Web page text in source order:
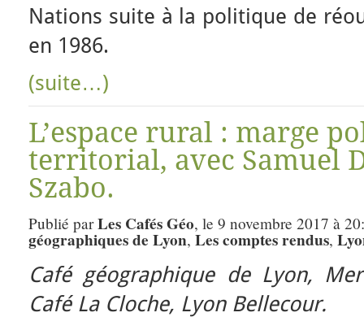
Nations suite à la politique de
en 1986.
(suite…)
L’espace rural : marge
territorial, avec Samuel
Szabo.
Publié parLes Cafés Géo, le 9 novembre 2017 à
géographiques de Lyon, Les comptes rendus,
Café géographique de Lyon,
Café La Cloche, Lyon Bellecour.